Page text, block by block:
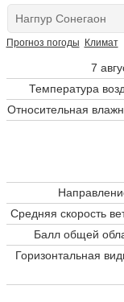
Прогноз погоды Климат
7
Температура
Относительная
Средняя скорость
Балл общей
Горизонтальная